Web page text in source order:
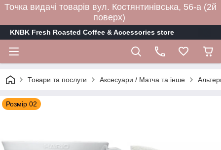
Точка видачі товарів вул. Костянтинівська, 56-а (2й
поверх)
KNBK Fresh Roasted Coffee & Accessories store
Товари та послуги Аксесуари / Матча та інше
Розмір 02